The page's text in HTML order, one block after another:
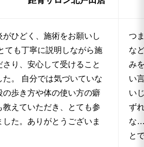
がひどく、施術をお願いし
ても丁寧に説明しながら施
さり、安心して受けること
た。 自分では気づいていな
の歩き方や体の使い方の癖
教えていただき、とても参
した。ありがとうございま
つ
な
み
い
い
ず
な…
と